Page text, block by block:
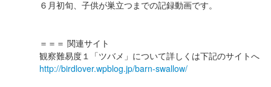
６月初旬、子供が巣立つまでの記録動画です。
＝＝＝ 関連サイト
観察難易度１「ツバメ」について詳しくは下記のサイトへ
http://birdlover.wpblog.jp/barn-swallow/